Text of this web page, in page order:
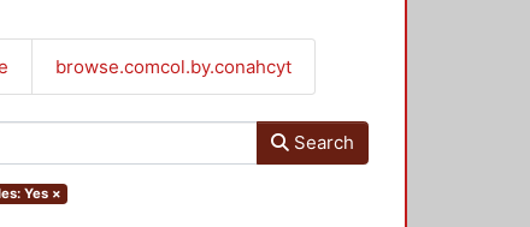
browse.comcol.by.conahcyt
Search
Yes ×